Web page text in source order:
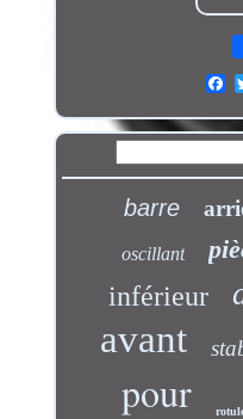
barre
oscillant
inférieur
avant
pour